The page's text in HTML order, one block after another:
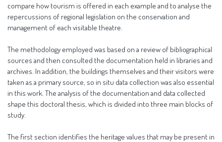
compare how tourism is offered in each example and to analyse the
repercussions of regional legislation on the conservation and
management of each visitable theatre.
The methodology employed was based on a review of bibliographical
sources and then consulted the documentation held in libraries and
archives. In addition, the buildings themselves and their visitors were
taken as a primary source, so in situ data collection was also essential
in this work. The analysis of the documentation and data collected
shape this doctoral thesis, which is divided into three main blocks of
study.
The first section identifies the heritage values that may be present in